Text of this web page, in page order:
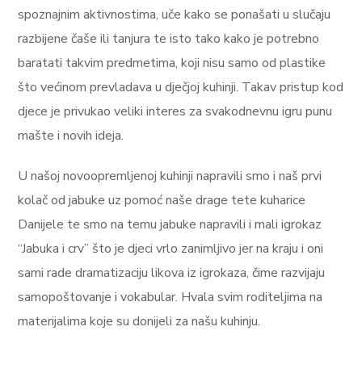
spoznajnim aktivnostima, uče kako se ponašati u slučaju
razbijene čaše ili tanjura te isto tako kako je potrebno
baratati takvim predmetima, koji nisu samo od plastike
što većinom prevladava u dječjoj kuhinji. Takav pristup kod
djece je privukao veliki interes za svakodnevnu igru punu
mašte i novih ideja.
U našoj novoopremljenoj kuhinji napravili smo i naš prvi
kolač od jabuke uz pomoć naše drage tete kuharice
Danijele te smo na temu jabuke napravili i mali igrokaz
“Jabuka i crv” što je djeci vrlo zanimljivo jer na kraju i oni
sami rade dramatizaciju likova iz igrokaza, čime razvijaju
samopoštovanje i vokabular. Hvala svim roditeljima na
materijalima koje su donijeli za našu kuhinju.